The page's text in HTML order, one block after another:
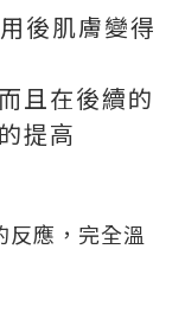
後肌膚變得
且在後續的
提高
反應，完全溫